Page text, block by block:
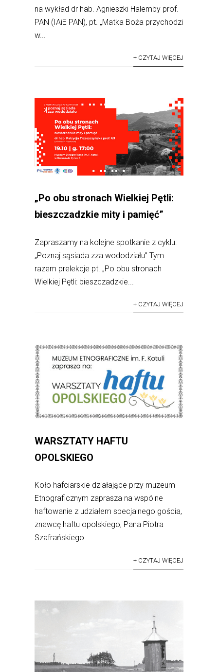
na wykład dr hab. Agnieszki Halemby prof.
PAN (IAiE PAN), pt. „Matka Boża przychodzi
w...
+ CZYTAJ WIĘCEJ
„Po obu stronach Wielkiej Pętli:
bieszczadzkie mity i pamięć”
Zapraszamy na kolejne spotkanie z cyklu:
„Poznaj sąsiada zza wododziału” Tym
razem prelekcje pt. „Po obu stronach
Wielkiej Pętli: bieszczadzkie...
+ CZYTAJ WIĘCEJ
WARSZTATY HAFTU
OPOLSKIEGO
Koło hafciarskie działające przy muzeum
Etnograficznym zaprasza na wspólne
haftowanie z udziałem specjalnego gościa,
znawcę haftu opolskiego, Pana Piotra
Szafrańskiego....
+ CZYTAJ WIĘCEJ